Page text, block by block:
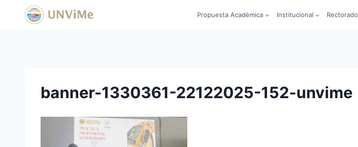
Propuesta Académica Institucional Rectorado
banner-1330361-22122025-152-unvime